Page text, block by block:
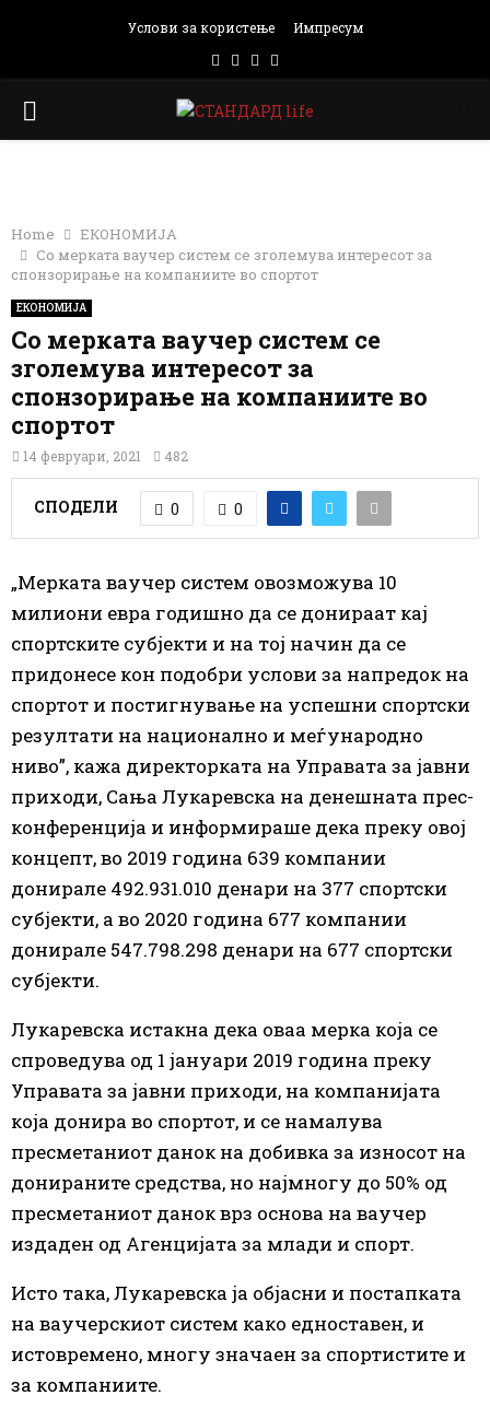
Услови за користење Импресум
Facebook
Instagram
Email
PRIMARY
Home
ЕКОНОМИЈА
Со мерката ваучер систем се зголемува интересот за
спонзорирање на компаниите во спортот
ЕКОНОМИЈА
Со мерката ваучер систем се
зголемува интересот за
спонзорирање на компаниите во
спортот
14 февруари, 2021 482
СПОДЕЛИ 0 0
„Мерката ваучер систем овозможува 10
милиони евра годишно да се донираат кај
спортските субјекти и на тој начин да се
придонесе кон подобри услови за напредок на
спортот и постигнување на успешни спортски
резултати на национално и меѓународно
ниво”, кажа директорката на Управата за јавни
приходи, Сања Лукаревска на денешната прес-
конференција и информираше дека преку овој
концепт, во 2019 година 639 компании
донирале 492.931.010 денари на 377 спортски
субјекти, а во 2020 година 677 компании
донирале 547.798.298 денари на 677 спортски
субјекти.
Лукаревска истакна дека оваа мерка која се
спроведува од 1 јануари 2019 година преку
Управата за јавни приходи, на компанијата
која донира во спортот, и се намалува
пресметаниот данок на добивка за износот на
донираните средства, но најмногу до 50% од
пресметаниот данок врз основа на ваучер
издаден од Агенцијата за млади и спорт.
Исто така, Лукаревска ја објасни и постапката
на ваучерскиот систем како едноставен, и
истовремено, многу значаен за спортистите и
за компаниите.